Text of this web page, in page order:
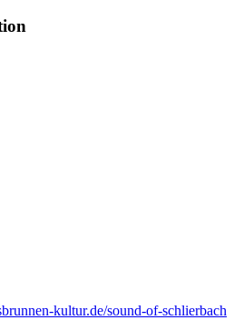
kultur.de/sound-of-schlierbach